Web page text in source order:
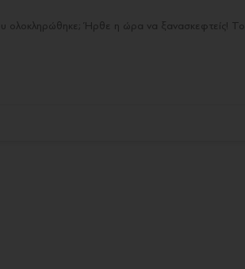
ολοκληρώθηκε; Ήρθε η ώρα να ξανασκεφτείς! Το